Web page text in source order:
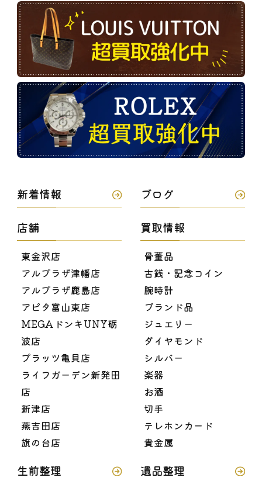
新着情報 ブログ
店舗
東金沢店
アルプラザ津幡店
アルプラザ鹿島店
アピタ富山東店
MEGAドンキUNY砺
波店
プラッツ亀貝店
ライフガーデン新発田
店
新津店
燕吉田店
旗の台店
買取情報
骨董品
古銭・記念コイン
腕時計
ブランド品
ジュエリー
ダイヤモンド
シルバー
楽器
お酒
切手
テレホンカード
貴金属
生前整理 遺品整理